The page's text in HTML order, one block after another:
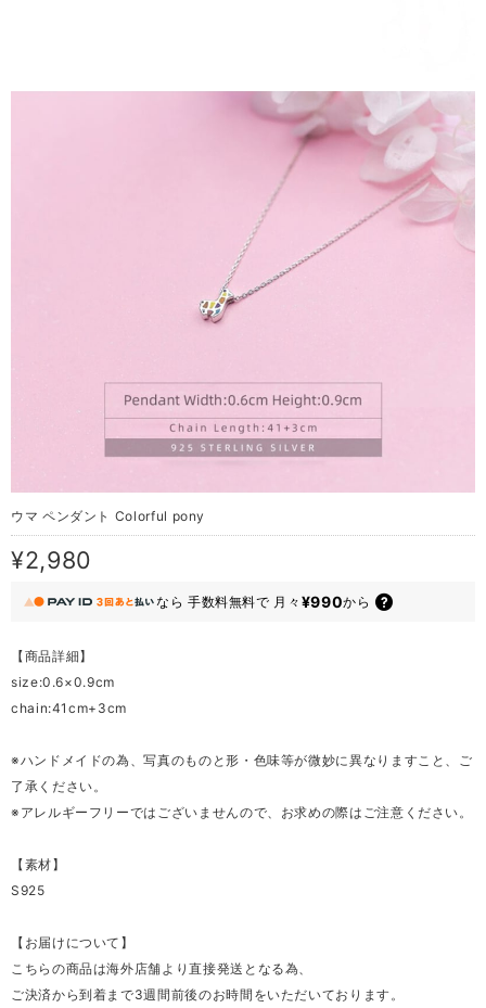
ウマ ペンダント Colorful pony
¥2,980
なら 手数料無料で 月々 ¥990から
【商品詳細】
size:0.6×0.9cm
chain:41cm+3cm
※ハンドメイドの為、写真のものと形・色味等が微妙に異なりますこと、ご
了承ください。
※アレルギーフリーではございませんので、お求めの際はご注意ください。
【素材】
S925
【お届けについて】
こちらの商品は海外店舗より直接発送となる為、
ご決済から到着まで3週間前後のお時間をいただいております。